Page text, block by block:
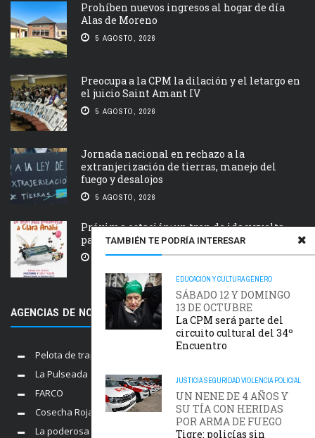
TAMBIÉN TE PODRÍA INTERESAR
EDUCACIÓN Y CULTURAGÉNERO
SÁBADO 12 Y DOMINGO
13 DE OCTUBRE
La CPM será parte del
circuito cultural del 34º
Encuentro
JUSTICIASEGURIDADVIOLENCIA POLICIAL
UN NENE DE 4 AÑOS Y
SU TÍA CON HERIDAS
POR ARMA DE FUEGO
Tigre: policías sin
Prohíben nuevos ingresos al hogar de día
Alas de Moreno
5 AGOSTO, 2026
Preocupa a la CPM la dilación y el letargo en
el juicio Saint Amant IV
5 AGOSTO, 2026
Jornada nacional en rechazo a la
extranjerización de tierras, manejo del
fuego y desalojos
5 AGOSTO, 2026
Próxima estación: un tren de ida y vuelta
para Clara Anahí
5 AGOSTO, 2026
AGENCIAS DE NOTICIAS AMIGAS
Pelota de trapo
La Pulseada
FARCO
Cosecha Roja
La poderosa